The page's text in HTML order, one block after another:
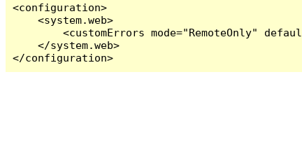
<configuration>
    <system.web>
<customErrors mode="RemoteOnly"
    </system.web>
</configuration>